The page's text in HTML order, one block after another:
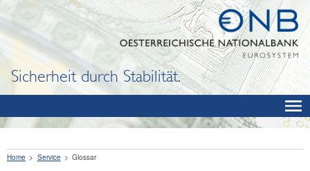
Sicherheit durch Stabilität.
Home Service Glossar